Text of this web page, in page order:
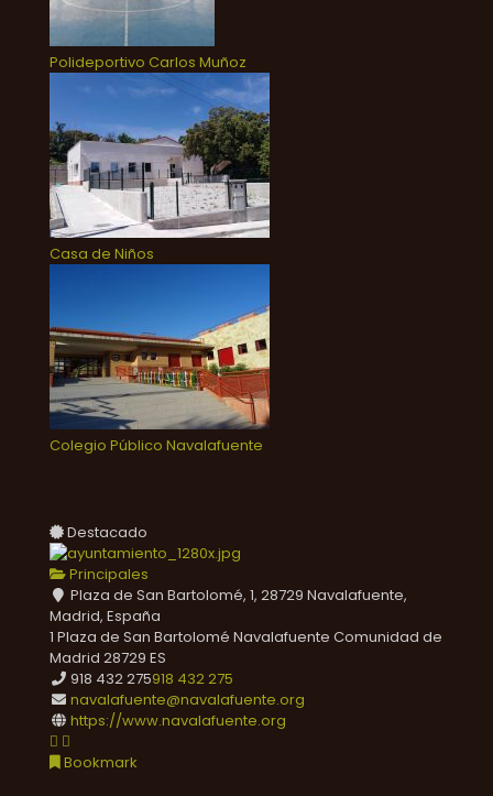
Polideportivo Carlos Muñoz
Casa de Niños
Colegio Público Navalafuente
Destacado
Principales
Plaza de San Bartolomé, 1, 28729 Navalafuente,
Madrid, España
1 Plaza de San Bartolomé Navalafuente Comunidad de
Madrid 28729 ES
918 432 275918 432 275
navalafuente@navalafuente.org
https://www.navalafuente.org
Bookmark